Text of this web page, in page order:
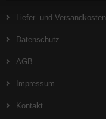
Liefer- und Versandkosten
Datenschutz
AGB
Impressum
Kontakt